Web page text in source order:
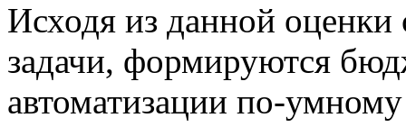
Исходя из данной оценки
задачи, формируются
автоматизации по-